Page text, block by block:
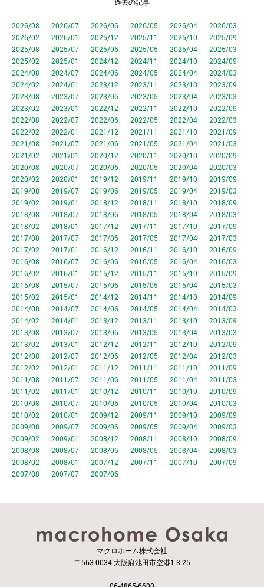
過去の記事
2026/08 2026/07 2026/06 2026/05 2026/04
2026/03
2026/02
2026/01 2025/12 2025/11 2025/10
2025/09
2025/08
2025/07 2025/06 2025/05 2025/04
2025/03
2025/02
2025/01 2024/12 2024/11 2024/10
2024/09
2024/08
2024/07 2024/06 2024/05 2024/04
2024/03
2024/02
2024/01 2023/12 2023/11 2023/10
2023/09
2023/08
2023/07 2023/06 2023/05 2023/04
2023/03
2023/02
2023/01 2022/12 2022/11 2022/10
2022/09
2022/08
2022/07 2022/06 2022/05 2022/04
2022/03
2022/02
2022/01 2021/12 2021/11 2021/10
2021/09
2021/08
2021/07 2021/06 2021/05 2021/04
2021/03
2021/02
2021/01 2020/12 2020/11 2020/10
2020/09
2020/08
2020/07 2020/06 2020/05 2020/04
2020/03
2020/02
2020/01 2019/12 2019/11 2019/10
2019/09
2019/08
2019/07 2019/06 2019/05 2019/04
2019/03
2019/02
2019/01 2018/12 2018/11 2018/10
2018/09
2018/08
2018/07 2018/06 2018/05 2018/04
2018/03
2018/02
2018/01 2017/12 2017/11 2017/10
2017/09
2017/08
2017/07 2017/06 2017/05 2017/04
2017/03
2017/02
2017/01 2016/12 2016/11 2016/10
2016/09
2016/08
2016/07 2016/06 2016/05 2016/04
2016/03
2016/02
2016/01 2015/12 2015/11 2015/10
2015/09
2015/08
2015/07 2015/06 2015/05 2015/04
2015/03
2015/02
2015/01 2014/12 2014/11 2014/10
2014/09
2014/08
2014/07 2014/06 2014/05 2014/04
2014/03
2014/02
2014/01 2013/12 2013/11 2013/10
2013/09
2013/08
2013/07 2013/06 2013/05 2013/04
2013/03
2013/02
2013/01 2012/12 2012/11 2012/10
2012/09
2012/08
2012/07 2012/06 2012/05 2012/04
2012/03
2012/02
2012/01 2011/12 2011/11 2011/10
2011/09
2011/08
2011/07 2011/06 2011/05 2011/04
2011/03
2011/02
2011/01 2010/12 2010/11 2010/10
2010/09
2010/08
2010/07 2010/06 2010/05 2010/04
2010/03
2010/02
2010/01 2009/12 2009/11 2009/10
2009/09
2009/08
2009/07 2009/06 2009/05 2009/04
2009/03
2009/02
2009/01 2008/12 2008/11 2008/10
2008/09
2008/08
2008/07 2008/06 2008/05 2008/04
2008/03
2008/02
2008/01 2007/12 2007/11 2007/10
2007/09
2007/08
2007/07 2007/06
マクロホーム株式会社
〒563-0034 大阪府池田市空港1-3-25